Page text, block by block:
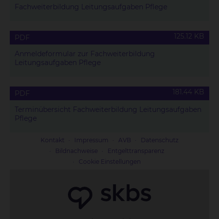
Fachweiterbildung Leitungsaufgaben Pflege
PDF
Anmeldeformular zur Fachweiterbildung
Leitungsaufgaben Pflege
125.12 KB
PDF
Terminübersicht Fachweiterbildung Leitungsaufgaben
Pflege
181.44 KB
Kontakt Impressum AVB
Datenschutz
Bildnachweise
Entgelttransparenz
Cookie Einstellungen